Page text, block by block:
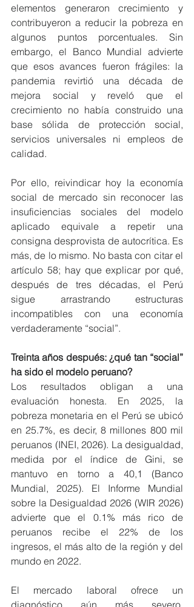
elementos generaron crecimiento y
contribuyeron a reducir la pobreza en
algunos puntos porcentuales. Sin
embargo, el Banco Mundial advierte
que esos avances fueron frágiles: la
pandemia revirtió una década de
mejora social y reveló que el
crecimiento no había construido una
base sólida de protección social,
servicios universales ni empleos de
calidad.
Por ello, reivindicar hoy la economía
social de mercado sin reconocer las
insuficiencias sociales del modelo
aplicado equivale a repetir una
consigna desprovista de autocrítica. Es
más, de lo mismo. No basta con citar el
artículo 58; hay que explicar por qué,
después de tres décadas, el Perú
sigue arrastrando estructuras
incompatibles con una economía
verdaderamente “social”.
Treinta años después: ¿qué tan “social”
ha sido el modelo peruano?
Los resultados obligan a una
evaluación honesta. En 2025, la
pobreza monetaria en el Perú se ubicó
en 25.7%, es decir, 8 millones 800 mil
peruanos (INEI, 2026). La desigualdad,
medida por el índice de Gini, se
mantuvo en torno a 40,1 (Banco
Mundial, 2025). El Informe Mundial
sobre la Desigualdad 2026 (WIR 2026)
advierte que el 0.1% más rico de
peruanos recibe el 22% de los
ingresos, el más alto de la región y del
mundo en 2022.
El mercado laboral ofrece un
diagnóstico aún más severo.